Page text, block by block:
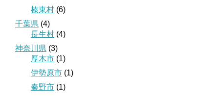
榛東村 (6)
千葉県 (4)
長生村 (4)
神奈川県 (3)
厚木市 (1)
伊勢原市 (1)
秦野市 (1)